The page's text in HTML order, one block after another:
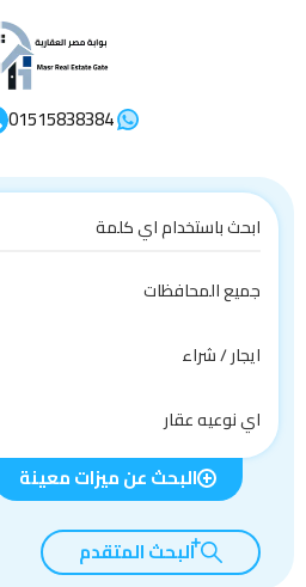
01515838384
جميع المحافظات
ايجار / شراء
اي نوعيه عقار
البحث عن ميزات معينة
البحث المتقدم